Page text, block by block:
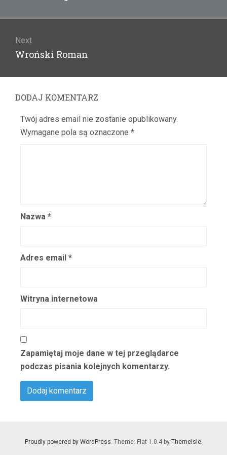
Bittnerówna Barbara
Blichewicz Zbigniew
Blumenfeld Diana
Bobińska Jadwiga
Bobrowska Vera
Bogucka Maria
Boguszewska Maria
Bohuszówna Janina
Bojar – Przemieniecka Maria
Bojarska Ludmiła
Bojnarowski Wiktor
Bolko Bolesław
Next
Next
Wroński Roman
DODAJ KOMENTARZ
Twój adres email nie zostanie opublikowany.
Wymagane pola są oznaczone *
Nazwa *
Adres email *
Witryna internetowa
Zapamiętaj moje dane w tej przeglądarce
podczas pisania kolejnych komentarzy.
Proudly powered by WordPress. Theme: Flat 1.0.4 by Themeisle.